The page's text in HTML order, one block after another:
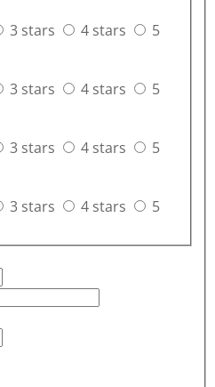
3 stars 4 stars
5
3 stars 4 stars
5
3 stars 4 stars
5
3 stars 4 stars
5